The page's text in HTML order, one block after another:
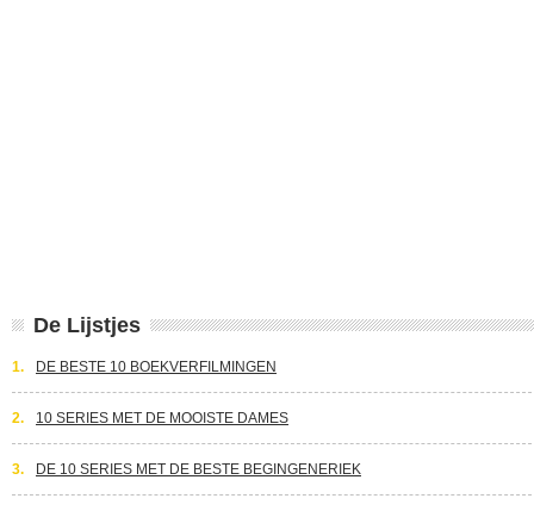
De Lijstjes
1. DE BESTE 10 BOEKVERFILMINGEN
2. 10 SERIES MET DE MOOISTE DAMES
3. DE 10 SERIES MET DE BESTE BEGINGENERIEK